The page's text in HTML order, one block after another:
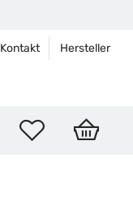
Kontakt Hersteller